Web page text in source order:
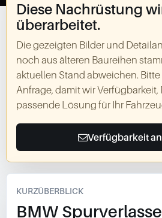
Diese Nachrüstung
überarbeitet.
Die gezeigten Bilder und
noch aus älteren Baureihen
aktuellen Stand abweichen.
Anfrage, damit wir
passende Lösung für Ihr
Verfügbarkeit
KURZÜBERBLICK
BMW